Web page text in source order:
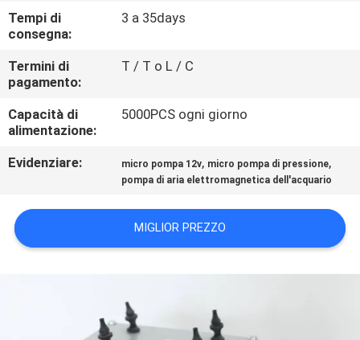
NOTIZIE
MAPPA
DEL
SITO
PRIVACY
Tempi di
consegna:
3 a 35days
Termini di
pagamento:
T / T o L / C
Capacità di
alimentazione:
5000PCS ogni giorno
Evidenziare: micro pompa 12v, micro pompa di pressione,
pompa di aria elettromagnetica dell'acquario
MIGLIOR PREZZO